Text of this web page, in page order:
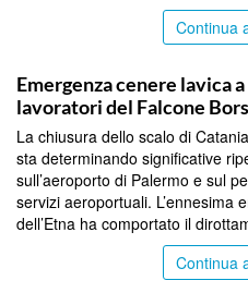
Continua
Emergenza cenere lavica
lavoratori del Falcone
La chiusura dello scalo di
sta determinando significative
sull’aeroporto di Palermo e sul
servizi aeroportuali. L’ennesima
dell’Etna ha comportato il
Continua